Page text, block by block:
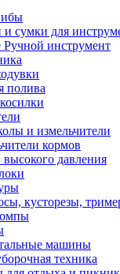
сумки для
Ручной инструмент
полива
и измельчители
кормов
давления
кусторезы,
машины
техника